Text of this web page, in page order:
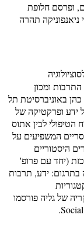
ופרסם חלופת
תהרה
התרבות ומכון
כהן באוניברסיטת תל
ידע ופרקטיקה של
הטיפולי לבין אתוס
המשפיעים על
היסטוריים
(יחד עם פרופ'
בתרגום: ידע, תרבות
של גליה פורסמו